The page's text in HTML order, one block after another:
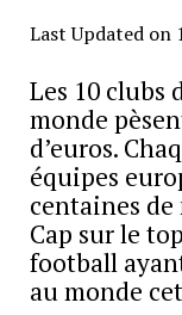
Last Updated on
Les 10 clubs
monde
d’euros.
équipes
centaines de
Cap sur le
football
au monde